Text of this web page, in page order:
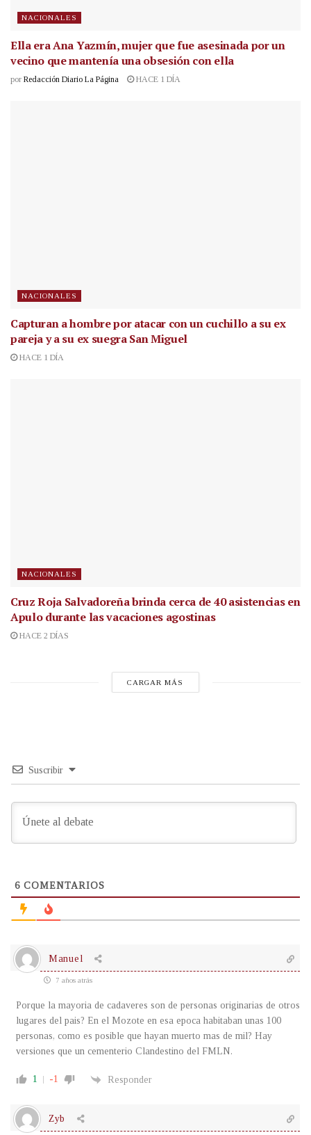
NACIONALES
Ella era Ana Yazmín, mujer que fue asesinada por un
vecino que mantenía una obsesión con ella
por Redacción Diario La Página HACE 1 DÍA
NACIONALES
Capturan a hombre por atacar con un cuchillo a su ex
pareja y a su ex suegra San Miguel
HACE 1 DÍA
NACIONALES
Cruz Roja Salvadoreña brinda cerca de 40 asistencias en
Apulo durante las vacaciones agostinas
HACE 2 DÍAS
CARGAR MÁS
Suscribir
6 COMENTARIOS
Manuel
7 años atrás
Porque la mayoria de cadaveres son de personas originarias de otros
lugares del pais? En el Mozote en esa epoca habitaban unas 100
personas, como es posible que hayan muerto mas de mil? Hay
versiones que un cementerio Clandestino del FMLN.
1 -1 Responder
Zyb